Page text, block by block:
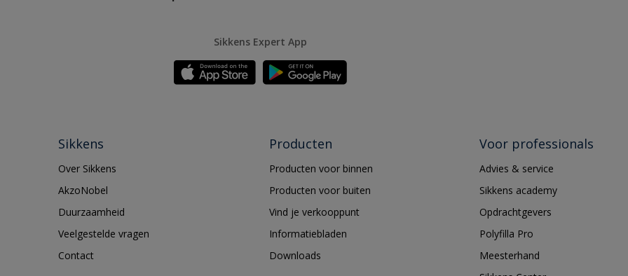
Sikkens Expert App
Sikkens
Over Sikkens
AkzoNobel
Duurzaamheid
Veelgestelde vragen
Contact
Producten
Producten voor binnen
Producten voor buiten
Vind je verkooppunt
Informatiebladen
Downloads
Voor professionals
Advies & service
Sikkens academy
Opdrachtgevers
Polyfilla Pro
Meesterhand